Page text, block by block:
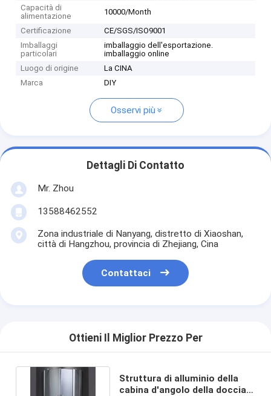
Capacità di
alimentazione
10000/Month
Certificazione
CE/SGS/ISO9001
Imballaggi
particolari
imballaggio dell'esportazione.
imballaggio online
Luogo di origine
La CINA
Marca
DIY
Osservi più
Dettagli Di Contatto
Mr. Zhou
13588462552
Zona industriale di Nanyang, distretto di Xiaoshan,
città di Hangzhou, provincia di Zhejiang, Cina
Contattaci
Ottieni Il Miglior Prezzo Per
Struttura di alluminio della
cabina d'angolo della doccia